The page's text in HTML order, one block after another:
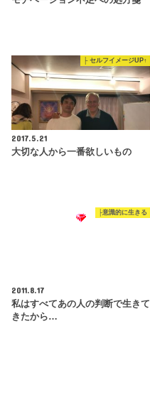
├ セルフイメージUP↑
2017.5.21
大切な人から一番欲しいもの
├意識的に生きる
2011.8.17
私はすべてあの人の判断で生きて
きたから…